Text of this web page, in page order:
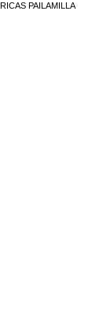
PAILAMILLA